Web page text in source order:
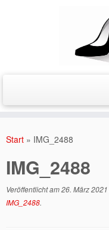
Inhalt
Start » IMG_2488
IMG_2488
Veröffentlicht am26. März 2021
IMG_2488.